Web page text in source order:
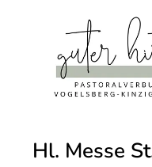
Hl. Messe